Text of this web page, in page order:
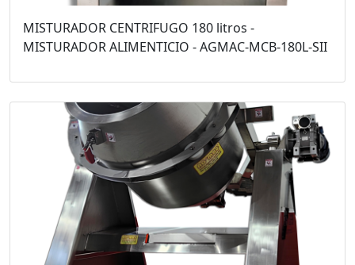
MISTURADOR CENTRIFUGO 180 litros -
MISTURADOR ALIMENTICIO - AGMAC-MCB-180L-SII